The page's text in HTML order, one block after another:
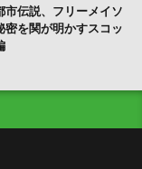
市伝説、フリーメイソ
密を関が明かすスコッ